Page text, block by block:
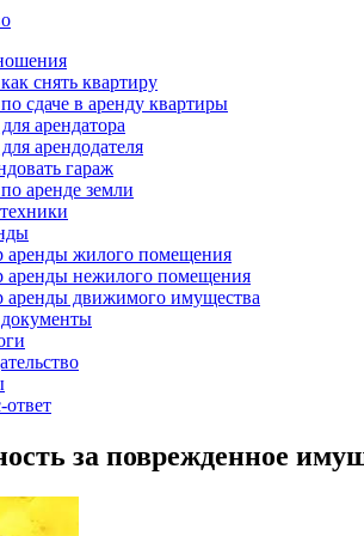
снять квартиру
сдаче в аренду квартиры
арендатора
арендодателя
гараж
аренде земли
аренды жилого помещения
аренды нежилого помещения
аренды движимого имущества
ответ
за поврежденное